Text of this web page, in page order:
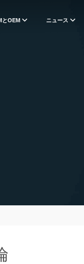
とOEM ニュース